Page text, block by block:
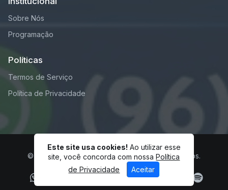
Sobre Nós
Programação
Políticas
Termos de Serviço
Política de Privacidade
© RádioBS - V5.3.0 - Todos os direitos reservados.
Este site usa cookies! Ao utilizar esse
site, você concorda com nossaPolítica
de Privacidade
Aceitar